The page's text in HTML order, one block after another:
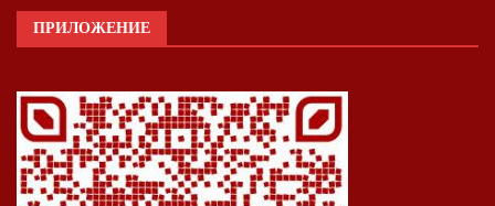
ПРИЛОЖЕНИЕ